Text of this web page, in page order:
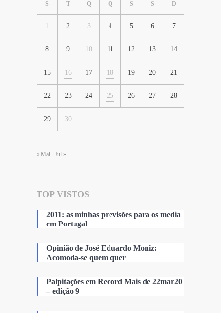
S T Q Q S S D
1 2 3 4 5 6 7
8 9 10 11 12 13 14
15 16 17 18 19 20 21
22 23 24 25 26 27 28
29 30
« Mai Jul »
TOP VISTOS
2011: as minhas previsões para os media
em Portugal
Opinião de José Eduardo Moniz:
Acomoda-se quem quer
Palpitações em Record Mais de 22mar20
– edição 9